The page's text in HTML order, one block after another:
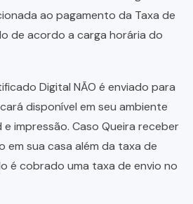
ao pagamento da Taxa de
de acordo a carga horária do
Digital NÃO é enviado para
disponível em seu ambiente
impressão. Caso Queira receber
em sua casa além da taxa de
é cobrado uma taxa de envio no